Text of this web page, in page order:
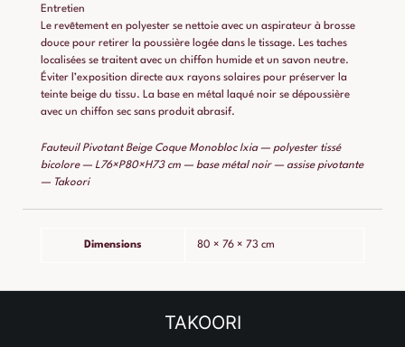
Entretien
Le revêtement en polyester se nettoie avec un aspirateur à brosse
douce pour retirer la poussière logée dans le tissage. Les taches
localisées se traitent avec un chiffon humide et un savon neutre.
Éviter l’exposition directe aux rayons solaires pour préserver la
teinte beige du tissu. La base en métal laqué noir se dépoussière
avec un chiffon sec sans produit abrasif.
Fauteuil Pivotant Beige Coque Monobloc Ixia — polyester tissé
bicolore — L76×P80×H73 cm — base métal noir — assise pivotante
— Takoori
Dimensions 80 × 76 × 73 cm
TAKOORI